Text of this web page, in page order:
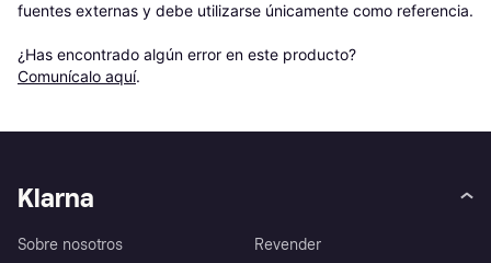
fuentes externas y debe utilizarse únicamente como referencia.
¿Has encontrado algún error en este producto?
Comunícalo aquí.
Klarna
Sobre nosotros
Revender